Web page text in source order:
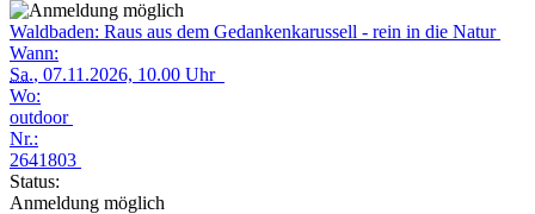
Waldbaden: Raus aus dem Gedankenkarussell - rein in die Natur
Wann:
Sa., 07.11.2026, 10.00 Uhr
Wo:
outdoor
Nr.:
2641803
Status:
Anmeldung möglich